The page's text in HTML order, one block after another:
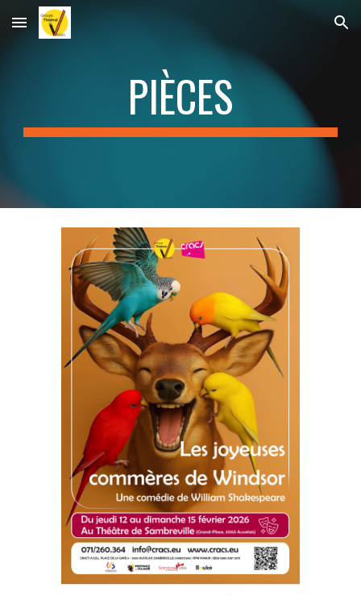
Skip to main content Skip to navigation
PIÈCES